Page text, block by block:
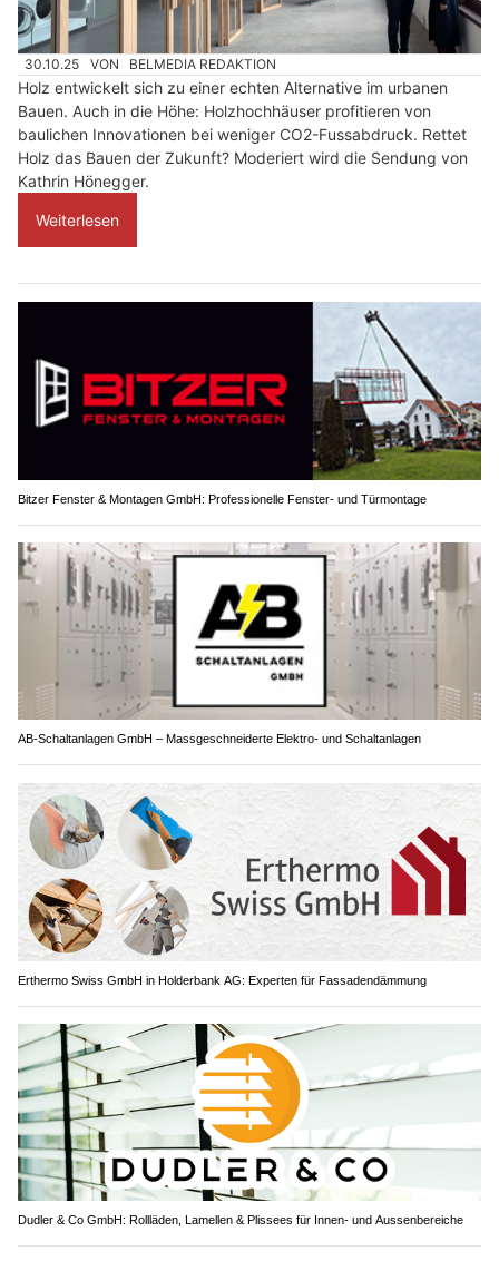
30.10.25 VON BELMEDIA REDAKTION
Holz entwickelt sich zu einer echten Alternative im urbanen
Bauen. Auch in die Höhe: Holzhochhäuser profitieren von
baulichen Innovationen bei weniger CO2-Fussabdruck. Rettet
Holz das Bauen der Zukunft? Moderiert wird die Sendung von
Kathrin Hönegger.
Weiterlesen
Bitzer Fenster & Montagen GmbH: Professionelle Fenster- und Türmontage
AB-Schaltanlagen GmbH – Massgeschneiderte Elektro- und Schaltanlagen
Erthermo Swiss GmbH in Holderbank AG: Experten für Fassadendämmung
Dudler & Co GmbH: Rollläden, Lamellen & Plissees für Innen- und Aussenbereiche